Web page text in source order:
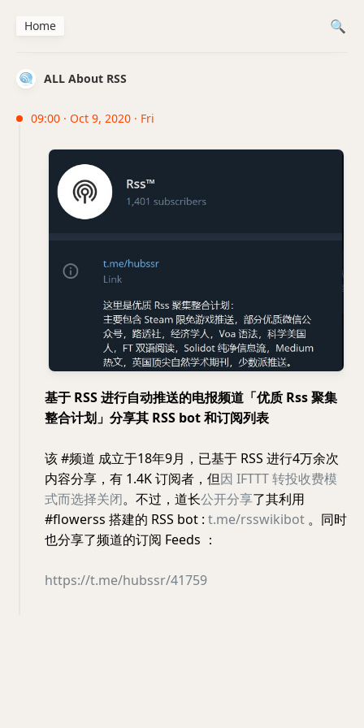
ALL About RSS
09:00 · Oct 9, 2020 · Fri
基于 RSS 进行自动推送的电报频道「优质 Rss 聚集
整合计划」分享其 RSS bot 和订阅列表
该 #频道 成立于18年9月，已基于 RSS 进行4万余次
内容分享，有 1.4K 订阅者，但因 IFTTT 转投收费模
式而选择关闭。不过，道长公开分享了其利用
#flowerss 搭建的 RSS bot : t.me/rsswikibot 。同时
也分享了频道的订阅 Feeds ：
https://t.me/hubssr/41759
Home